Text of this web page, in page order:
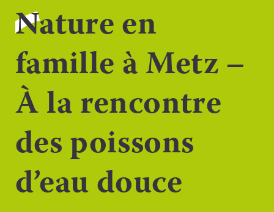
Nature en
famille à Metz –
À la rencontre
des poissons
d’eau douce